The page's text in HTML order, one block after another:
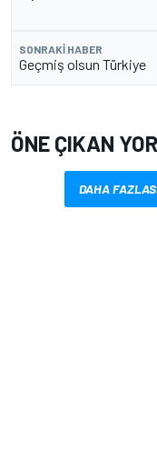
SONRAKI HABER
Geçmiş olsun Türkiye
ÖNE ÇIKAN
DAHA